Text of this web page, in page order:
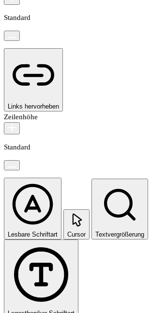
Standard
Links hervorheben
Zeilenhöhe
Standard
Lesbare Schriftart Cursor Textvergrößerung